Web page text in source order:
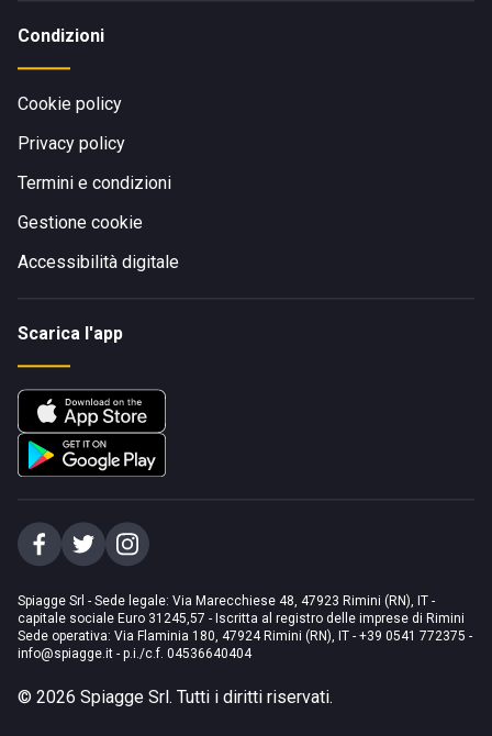
Condizioni
Cookie policy
Privacy policy
Termini e condizioni
Gestione cookie
Accessibilità digitale
Scarica l'app
Spiagge Srl - Sede legale: Via Marecchiese 48, 47923 Rimini (RN), IT -
capitale sociale Euro 31245,57 - Iscritta al registro delle imprese di Rimini
Sede operativa: Via Flaminia 180, 47924 Rimini (RN), IT - +39 0541 772375 -
info@spiagge.it - p.i./c.f. 04536640404
© 2026 Spiagge Srl. Tutti i diritti riservati.